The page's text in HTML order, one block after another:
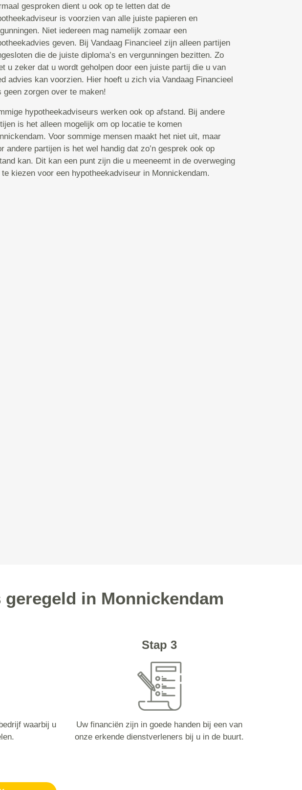
gesproken dient u ook op te letten dat de
is voorzien van alle juiste papieren en
Niet iedereen mag namelijk zomaar een
geven. Bij Vandaag Financieel zijn alleen partijen
die de juiste diploma’s en vergunningen bezitten. Zo
u zeker dat u wordt geholpen door een juiste partij die u van
advies kan voorzien. Hier hoeft u zich via Vandaag Financieel
geen zorgen over te maken!
hypotheekadviseurs werken ook op afstand. Bij andere
is het alleen mogelijk om op locatie te komen
Voor sommige mensen maakt het niet uit, maar
andere partijen is het wel handig dat zo’n gesprek ook op
kan. Dit kan een punt zijn die u meeneemt in de overweging
te kiezen voor een hypotheekadviseur in Monnickendam.
in Monnickendam
waarbij u
Stap 3
Uw financiën zijn in goede handen bij een van
onze erkende dienstverleners bij u in de buurt.